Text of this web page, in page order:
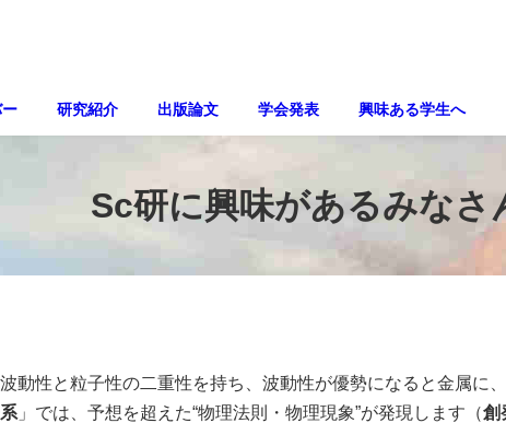
ー 研究紹介 出版論文 学会発表 興味ある学生へ
Sc研に興味があるみなさ
動性と粒子性の二重性を持ち、波動性が優勢になると金属に
」では、予想を超えた“物理法則・物理現象”が発現します（創